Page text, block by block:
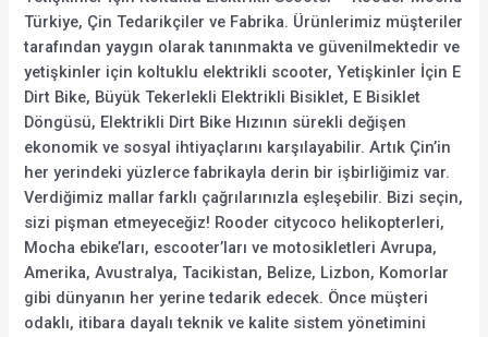
Türkiye, Çin Tedarikçiler ve Fabrika. Ürünlerimiz müşteriler
tarafından yaygın olarak tanınmakta ve güvenilmektedir ve
yetişkinler için koltuklu elektrikli scooter, Yetişkinler İçin E
Dirt Bike, Büyük Tekerlekli Elektrikli Bisiklet, E Bisiklet
Döngüsü, Elektrikli Dirt Bike Hızının sürekli değişen
ekonomik ve sosyal ihtiyaçlarını karşılayabilir. Artık Çin’in
her yerindeki yüzlerce fabrikayla derin bir işbirliğimiz var.
Verdiğimiz mallar farklı çağrılarınızla eşleşebilir. Bizi seçin,
sizi pişman etmeyeceğiz! Rooder citycoco helikopterleri,
Mocha ebike’ları, escooter’ları ve motosikletleri Avrupa,
Amerika, Avustralya, Tacikistan, Belize, Lizbon, Komorlar
gibi dünyanın her yerine tedarik edecek. Önce müşteri
odaklı, itibara dayalı teknik ve kalite sistem yönetimini